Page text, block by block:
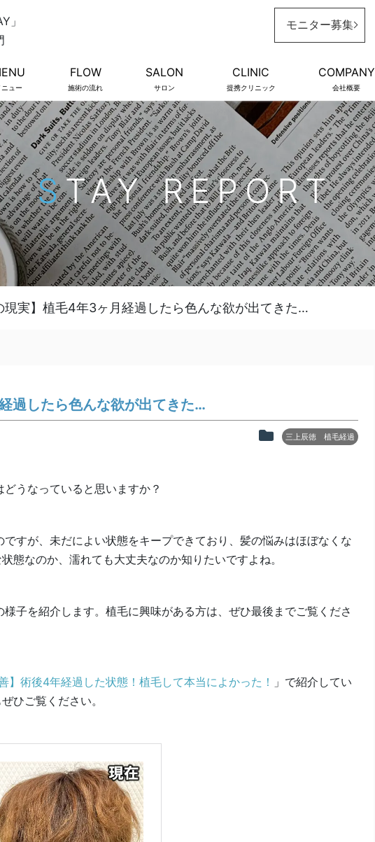
」
モニター募集
ニュー
FLOW
施術の流れ
SALON
サロン
CLINIC
提携クリニック
COMPANY
会社概要
STAY REPORT
現実】植毛4年3ヶ月経過したら色んな欲が出てきた…
過したら色んな欲が出てきた…
三上辰徳 植毛経過
うなっていると思いますか？
すが、未だによい状態をキープできており、髪の悩みはほぼなくな
態なのか、濡れても大丈夫なのか知りたいですよね。
子を紹介します。植毛に興味がある方は、ぜひ最後までご覧くださ
善】術後4年経過した状態！植毛して本当によかった！ 」で紹介してい
ひご覧ください。